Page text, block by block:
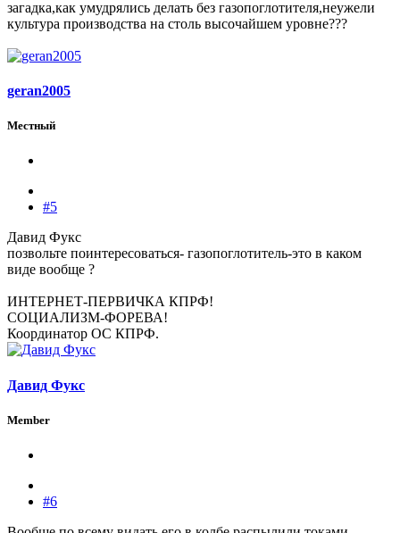
загадка,как умудрялись делать без газопоглотителя,неужели
культура производства на столь высочайшем уровне???
geran2005
Местный
#5
Давид Фукс
позвольте поинтересоваться- газопоглотитель-это в каком
виде вообще ?
ИНТЕРНЕТ-ПЕРВИЧКА КПРФ!
СОЦИАЛИЗМ-ФОРЕВА!
Координатор ОС КПРФ.
Давид Фукс
Member
#6